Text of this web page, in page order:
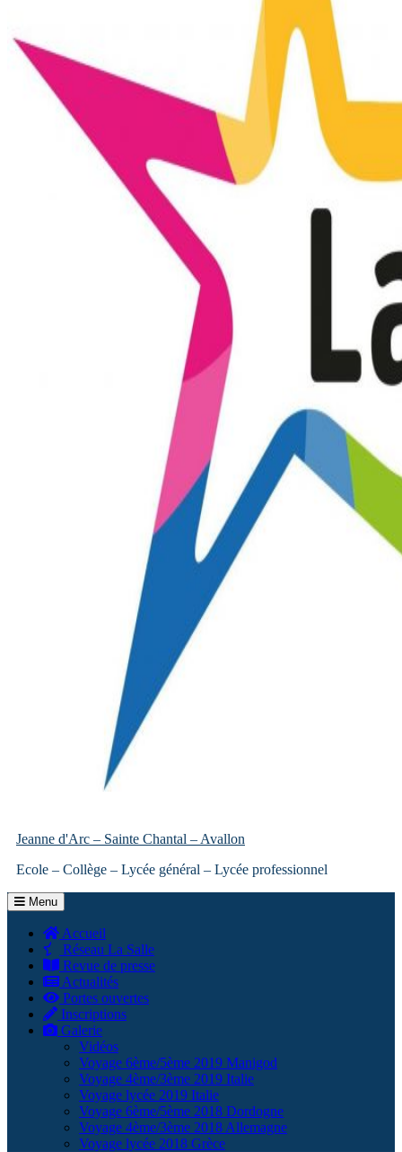
Jeanne d'Arc – Sainte Chantal – Avallon
Ecole – Collège – Lycée général – Lycée professionnel
Menu
Accueil
Réseau La Salle
Revue de presse
Actualités
Portes ouvertes
Inscriptions
Galerie
Vidéos
Voyage 6ème/5ème 2019 Manigod
Voyage 4ème/3ème 2019 Italie
Voyage lycée 2019 Italie
Voyage 6ème/5ème 2018 Dordogne
Voyage 4ème/3ème 2018 Allemagne
Voyage lycée 2018 Grèce